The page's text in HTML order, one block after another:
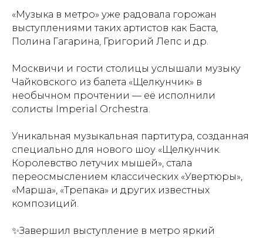
«Музыка в метро» уже радовала горожан
выступлениями таких артистов как Баста,
Полина Гагарина, Григорий Лепс и др.
Москвичи и гости столицы услышали музыку
Чайковского из балета «Щелкунчик» в
необычном прочтении — её исполнили
солисты Imperial Orchestra.
Уникальная музыкальная партитура, созданная
специально для нового шоу «Щелкунчик.
Королевство летучих мышей», стала
переосмыслением классических «Увертюры»,
«Марша», «Трепака» и других известных
композиций.
✨Завершил выступление в метро яркий